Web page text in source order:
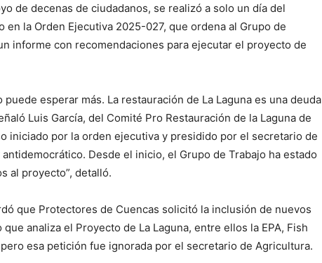
de decenas de ciudadanos, se realizó a solo un día del
la Orden Ejecutiva 2025-027, que ordena al Grupo de
informe con recomendaciones para ejecutar el proyecto de
puede esperar más. La restauración de La Laguna es una deuda
Luis García, del Comité Pro Restauración de la Laguna de
iniciado por la orden ejecutiva y presidido por el secretario de
Desde el inicio, el Grupo de Trabajo ha estado
al proyecto”, detalló.
que Protectores de Cuencas solicitó la inclusión de nuevos
analiza el Proyecto de La Laguna, entre ellos la EPA, Fish
esa petición fue ignorada por el secretario de Agricultura.